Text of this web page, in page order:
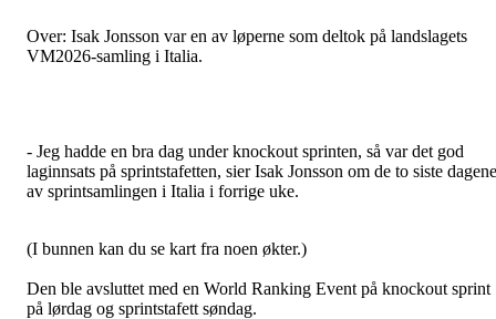
Over: Isak Jonsson var en av løperne som deltok på landslagets
VM2026-samling i Italia.
- Jeg hadde en bra dag under knockout sprinten, så var det god
laginnsats på sprintstafetten, sier Isak Jonsson om de to siste dagene
av sprintsamlingen i Italia i forrige uke.
(I bunnen kan du se kart fra noen økter.)
Den ble avsluttet med en World Ranking Event på knockout sprint
på lørdag og sprintstafett søndag.